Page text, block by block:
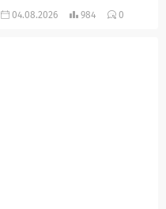
kazasında, pres makinesine
04.08.2026 984 0